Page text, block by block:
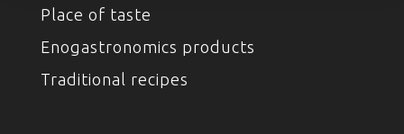
Place of taste
Enogastronomics products
Traditional recipes